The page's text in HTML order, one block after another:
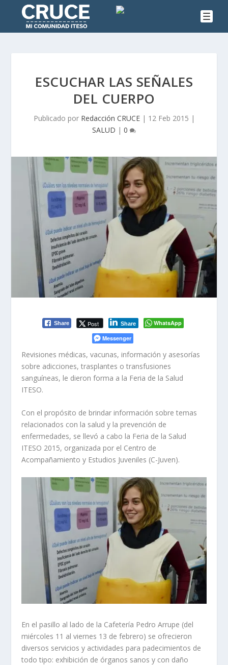
ESCUCHAR LAS SEÑALES
DEL CUERPO
Publicado por Redacción CRUCE| 12 Feb 2015 |
SALUD | 0
Share Post Share
WhatsApp
Messenger
Revisiones médicas, vacunas, información y asesorías
sobre adicciones, trasplantes o transfusiones
sanguíneas, le dieron forma a la Feria de la Salud
ITESO.
Con el propósito de brindar información sobre temas
relacionados con la salud y la prevención de
enfermedades, se llevó a cabo la Feria de la Salud
ITESO 2015, organizada por el Centro de
Acompañamiento y Estudios Juveniles (C-Juven).
En el pasillo al lado de la Cafetería Pedro Arrupe (del
miércoles 11 al viernes 13 de febrero) se ofrecieron
diversos servicios y actividades para padecimientos de
todo tipo: exhibición de órganos sanos y con daño